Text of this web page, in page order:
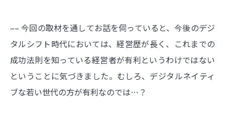
–– 今回の取材を通してお話を伺っていると、今後のデジ
タルシフト時代においては、経営歴が長く、これまでの
成功法則を知っている経営者が有利というわけではない
ということに気づきました。むしろ、デジタルネイティ
ブな若い世代の方が有利なのでは…？